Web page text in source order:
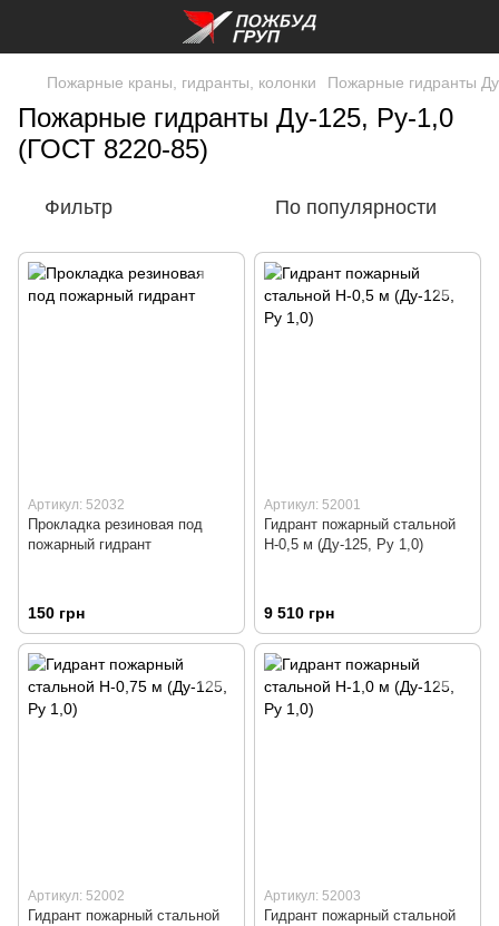
Пожарные краны, гидранты, колонки Пожарные гидранты
Пожарные гидранты Ду-125, Ру-1,0
(ГОСТ 8220-85)
Фильтр По популярности
Артикул: 52032
Прокладка резиновая под
пожарный гидрант
150 грн
Артикул: 52001
Гидрант пожарный стальной
Н-0,5 м (Ду-125, Ру 1,0)
9 510 грн
Артикул: 52002
Гидрант пожарный стальной
Артикул: 52003
Гидрант пожарный стальной